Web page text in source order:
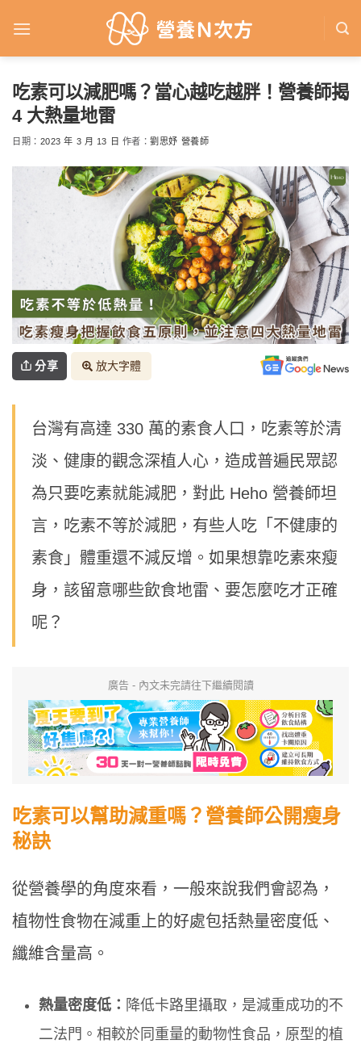
吃素可以減肥嗎？當心越吃越胖！營養師揭
4 大熱量地雷
日期： 2023 年 3 月 13 日 作者：劉思妤 營養師
分享 放大字體
台灣有高達 330 萬的素食人口，吃素等於清
淡、健康的觀念深植人心，造成普遍民眾認
為只要吃素就能減肥，對此 Heho 營養師坦
言，吃素不等於減肥，有些人吃「不健康的
素食」體重還不減反增。如果想靠吃素來瘦
身，該留意哪些飲食地雷、要怎麼吃才正確
呢？
廣告 - 內文未完請往下繼續閱讀
吃素可以幫助減重嗎？營養師公開瘦身
秘訣
從營養學的角度來看，一般來說我們會認為，
植物性食物在減重上的好處包括熱量密度低、
纖維含量高。
熱量密度低： 降低卡路里攝取，是減重成功的不
二法門。相較於同重量的動物性食品，原型的植